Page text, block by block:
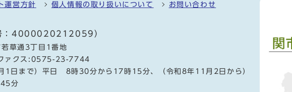
運営方針 個人情報の取り扱いについて お問い合わせ
：4000020212059）
草通3丁目1番地
ァクス:0575-23-7744
1日まで）平日 8時30分から17時15分、（令和8年11月2日から）
45分